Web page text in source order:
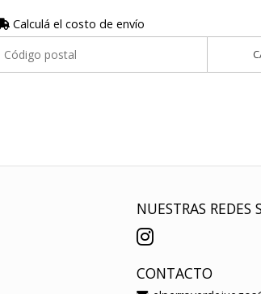
Calculá el costo de envío
NUESTRAS REDES
CONTACTO